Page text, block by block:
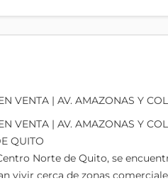
VENTA | AV. AMAZONAS Y
VENTA | AV. AMAZONAS Y
QUITO
Norte de Quito, se
vivir cerca de zonas